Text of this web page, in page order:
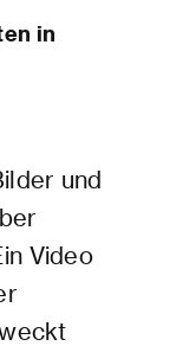
in
und
Video